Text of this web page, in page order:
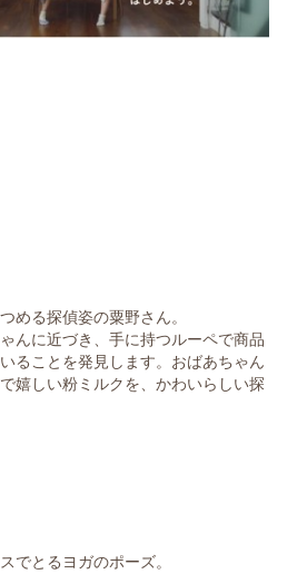
める探偵姿の粟野さん。
んに近づき、手に持つルーペで商品
ることを発見します。おばあちゃん
嬉しい粉ミルクを、かわいらしい探
でとるヨガのポーズ。